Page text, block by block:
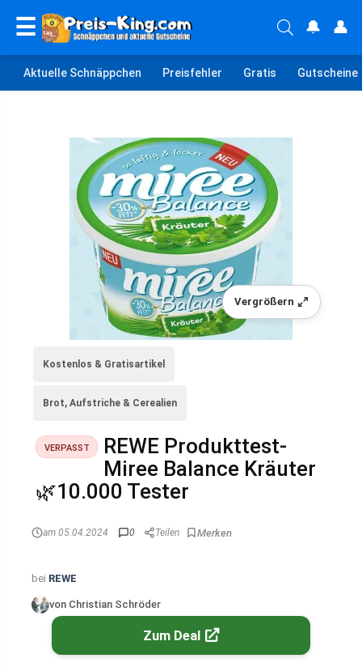
☰ 🔔 👤
Aktuelle Schnäppchen Preisfehler Gratis Gutscheine
Vergrößern
Kostenlos & Gratisartikel
Brot, Aufstriche & Cerealien
VERPASST
REWE Produkttest-
Miree Balance Kräuter
🌿10.000 Tester
am 05.04.2024 0 Teilen
bei REWE
von Christian Schröder
Zum Deal